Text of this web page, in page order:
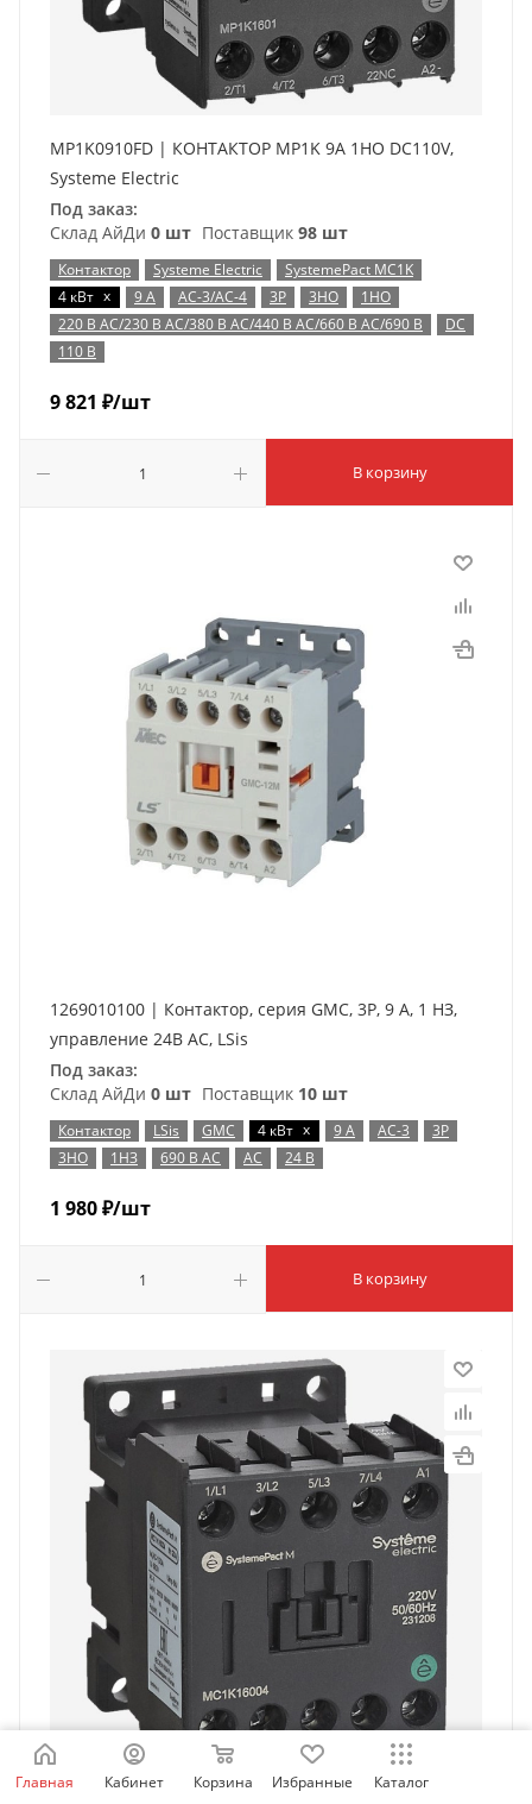
MP1K0910FD | КОНТАКТОР MP1K 9A 1НО DC110V,
Systeme Electric
Под заказ:
Склад АйДи 0 шт Поставщик 98 шт
Контактор Systeme Electric
SystemePact MC1K
4 кВт x 9 А AC-3/AC-4 3P 3НО
1НО
220 В AC/230 В AC/380 В AC/440 В AC/660 В AC/690 В
DC
110 В
9 821 ₽/шт
В корзину
1269010100 | Контактор, серия GMC, 3P, 9 А, 1 НЗ,
управление 24В AC, LSis
Под заказ:
Склад АйДи 0 шт Поставщик 10 шт
Контактор LSis GMC 4 кВт x 9 А AC-3
3P
3НО
1НЗ 690 В AC AC 24 В
1 980₽/шт
В корзину
Главная Кабинет Корзина Избранные Каталог